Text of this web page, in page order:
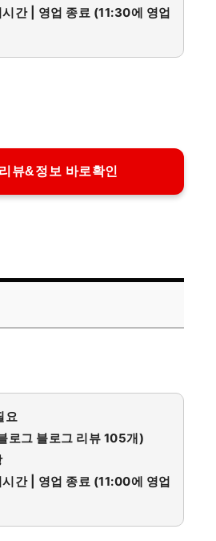
간 | 영업 종료 (11:30에 영업
뷰&정보 바로확인
요
로그 블로그 리뷰 105개)
간 | 영업 종료 (11:00에 영업